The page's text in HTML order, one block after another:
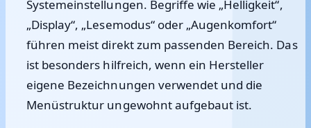
Systemeinstellungen. Begriffe wie „Helligkeit“,
„Display“, „Lesemodus“ oder „Augenkomfort“
führen meist direkt zum passenden Bereich. Das
ist besonders hilfreich, wenn ein Hersteller
eigene Bezeichnungen verwendet und die
Menüstruktur ungewohnt aufgebaut ist.